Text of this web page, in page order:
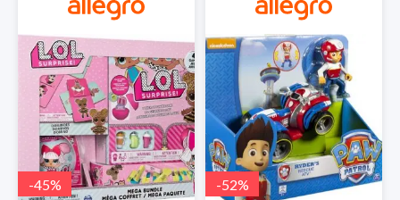
-45% -52%